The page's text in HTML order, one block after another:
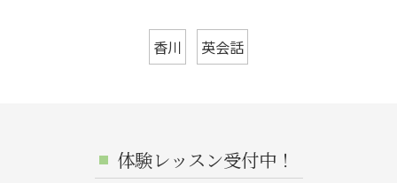
香川 英会話
体験レッスン受付中！